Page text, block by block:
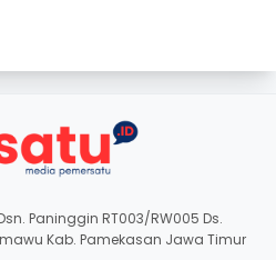
Paninggin RT003/RW005 Ds.
Kab. Pamekasan Jawa Timur